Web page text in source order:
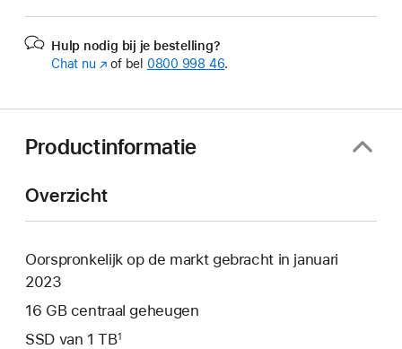
Hulp nodig bij je bestelling?
Chat nu (Wordt
of bel 0800 998 46.
Productinformatie
Overzicht
Oorspronkelijk op de markt gebracht in januari
2023
16 GB centraal geheugen
SSD van 1 TB1